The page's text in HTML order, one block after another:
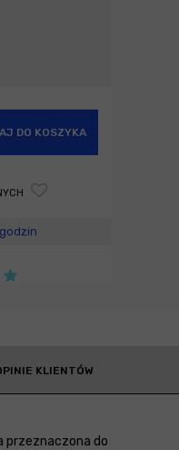
DO KOSZYKA
KLIENTÓW
przeznaczona do